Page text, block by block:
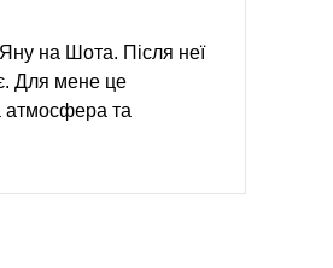
на Шота. Після неї
Для мене це
атмосфера та